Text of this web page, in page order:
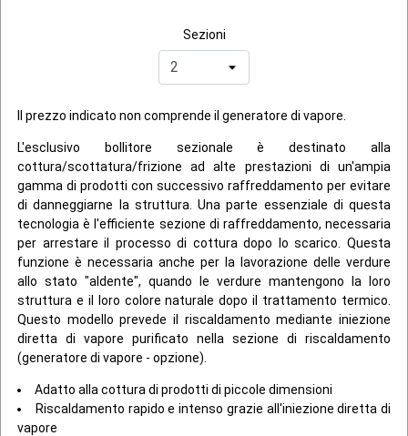
Sezioni
Il prezzo indicato non comprende il generatore di vapore.
L'esclusivo bollitore sezionale è destinato alla
cottura/scottatura/frizione ad alte prestazioni di un'ampia
gamma di prodotti con successivo raffreddamento per evitare
di danneggiarne la struttura. Una parte essenziale di questa
tecnologia è l'efficiente sezione di raffreddamento, necessaria
per arrestare il processo di cottura dopo lo scarico. Questa
funzione è necessaria anche per la lavorazione delle verdure
allo stato "aldente", quando le verdure mantengono la loro
struttura e il loro colore naturale dopo il trattamento termico.
Questo modello prevede il riscaldamento mediante iniezione
diretta di vapore purificato nella sezione di riscaldamento
(generatore di vapore - opzione).
Adatto alla cottura di prodotti di piccole dimensioni
Riscaldamento rapido e intenso grazie all'iniezione diretta di
vapore